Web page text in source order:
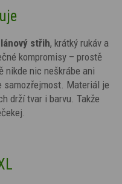
střih, krátký rukáv a
kompromisy – prostě
nikde nic neškrábe ani
samozřejmost. Materiál je
drží tvar i barvu. Takže